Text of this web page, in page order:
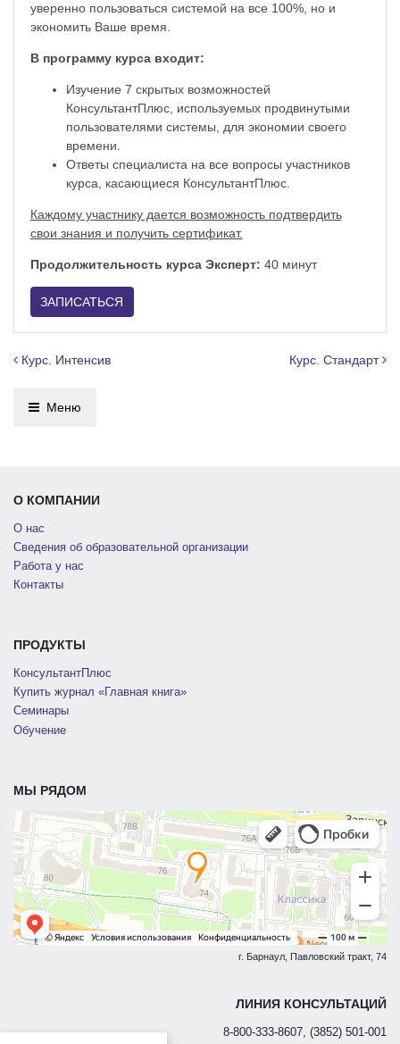
уверенно пользоваться системой на все 100%, но и
экономить Ваше время.
В программу курса входит:
Изучение 7 скрытых возможностей
КонсультантПлюс, используемых продвинутыми
пользователями системы, для экономии своего
времени.
Ответы специалиста на все вопросы участников
курса, касающиеся КонсультантПлюс.
Каждому участнику дается возможность подтвердить
свои знания и получить сертификат.
Продолжительность курса Эксперт: 40 минут
ЗАПИСАТЬСЯ
Навигация по записям
Курс. Интенсив Курс. Стандарт
Меню
О КОМПАНИИ
О нас
Сведения об образовательной организации
Работа у нас
Контакты
ПРОДУКТЫ
КонсультантПлюс
Купить журнал «Главная книга»
Семинары
Обучение
МЫ РЯДОМ
г. Барнаул, Павловский тракт, 74
ЛИНИЯ КОНСУЛЬТАЦИЙ
8-800-333-8607, (3852) 501-001